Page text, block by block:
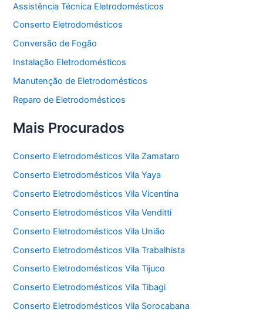
Assistência Técnica Eletrodomésticos
Conserto Eletrodomésticos
Conversão de Fogão
Instalação Eletrodomésticos
Manutenção de Eletrodomésticos
Reparo de Eletrodomésticos
Mais Procurados
Conserto Eletrodomésticos Vila Zamataro
Conserto Eletrodomésticos Vila Yaya
Conserto Eletrodomésticos Vila Vicentina
Conserto Eletrodomésticos Vila Venditti
Conserto Eletrodomésticos Vila União
Conserto Eletrodomésticos Vila Trabalhista
Conserto Eletrodomésticos Vila Tijuco
Conserto Eletrodomésticos Vila Tibagi
Conserto Eletrodomésticos Vila Sorocabana